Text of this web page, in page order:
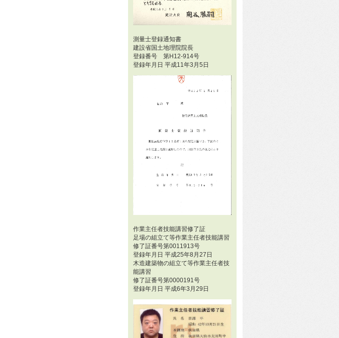
測量士登録通知書
建設省国土地理院院長
登録番号 第H12-914号
登録年月日 平成11年3月5日
作業主任者技能講習修了証
足場の組立て等作業主任者技能講習
修了証番号第0011913号
登録年月日 平成25年8月27日
木造建築物の組立て等作業主任者技
能講習
修了証番号第0000191号
登録年月日 平成6年3月29日